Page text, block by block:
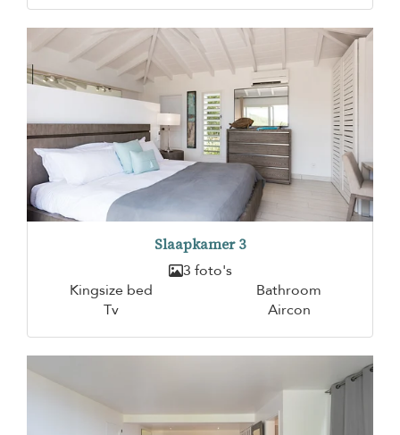
Slaapkamer 3
3 foto's
Kingsize bed
Bathroom
Tv
Aircon